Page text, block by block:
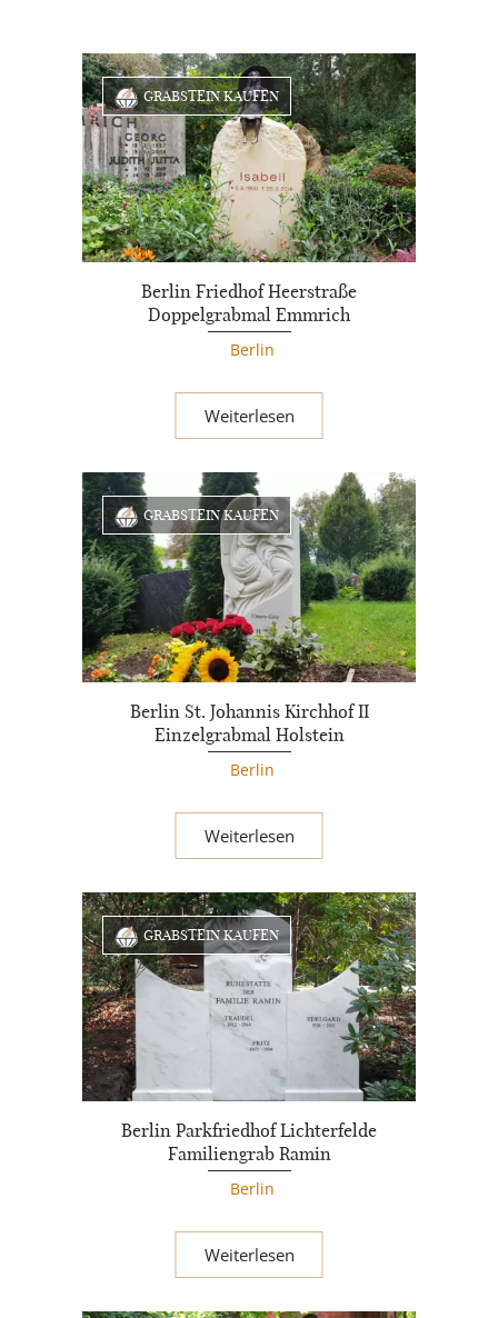
GRABSTEIN KAUFEN
Berlin Friedhof Heerstraße
Doppelgrabmal Emmrich
Berlin
Weiterlesen
GRABSTEIN KAUFEN
Berlin St. Johannis Kirchhof II
Einzelgrabmal Holstein
Berlin
Weiterlesen
GRABSTEIN KAUFEN
Berlin Parkfriedhof Lichterfelde
Familiengrab Ramin
Berlin
Weiterlesen